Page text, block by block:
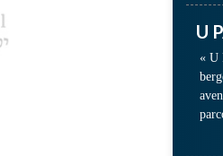
U
« U